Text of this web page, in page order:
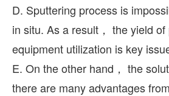
D. Sputtering process is
in situ. As a result， the yield
equipment utilization is key
E. On the other hand， the
there are many advantages